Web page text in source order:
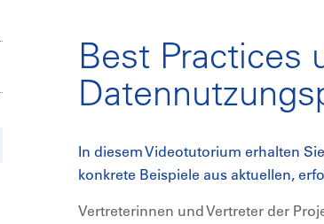
Best Practices
In diesem Videotutorium erhalten
konkrete Beispiele aus aktuellen,
Vertreterinnen und Vertreter der